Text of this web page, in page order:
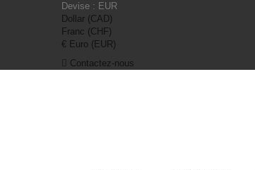
Devise : EUR
Dollar (CAD)
Franc (CHF)
€ Euro (EUR)
Contactez-nous